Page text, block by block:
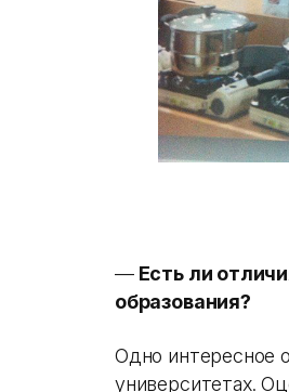
—Есть ли
образования?
Одно интересное
университетах.